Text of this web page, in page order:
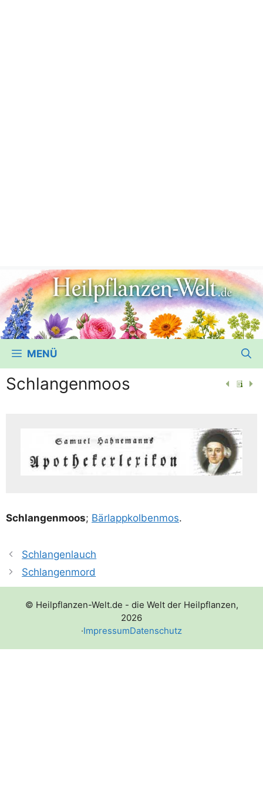
MENÜ
Schlangenmoos
Schlan­gen­moos; Bär­lapp­kol­ben­mos.
Schlangenlauch
Schlangenmord
© Heilpflanzen-Welt.de - die Welt der Heilpflanzen,
2026
·ImpressumDatenschutz